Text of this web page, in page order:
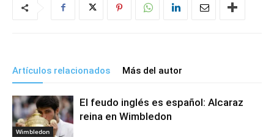
Artículos relacionados Más del autor
Wimbledon
El feudo inglés es español: Alcaraz
reina en Wimbledon